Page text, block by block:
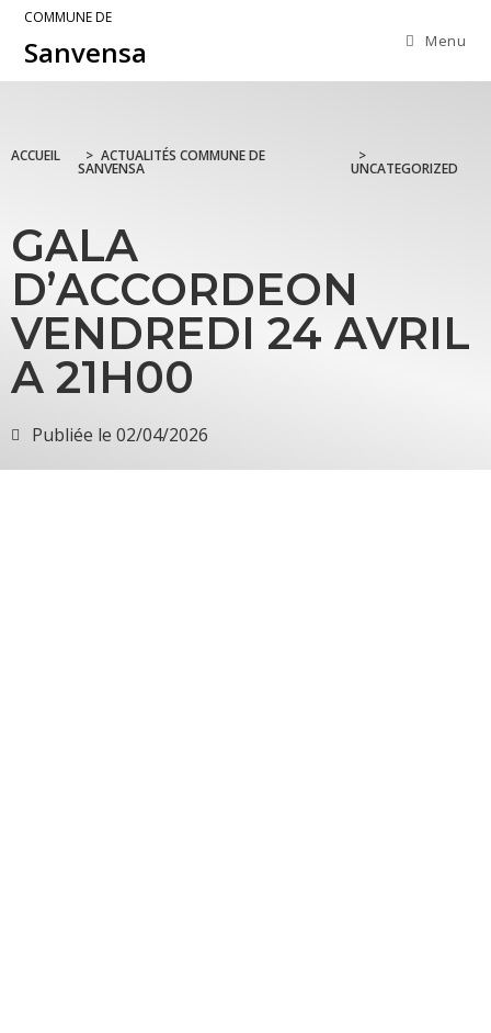
COMMUNE DE
Sanvensa Menu
ACCUEIL > ACTUALITÉS COMMUNE DE
SANVENSA
>
UNCATEGORIZED
GALA
D’ACCORDEON
VENDREDI 24 AVRIL
A 21H00
Publiée le 02/04/2026